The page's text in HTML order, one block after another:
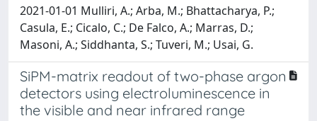
2021-01-01 Mulliri, A.; Arba, M.; Bhattacharya, P.;
Casula, E.; Cicalo, C.; De Falco, A.; Marras, D.;
Masoni, A.; Siddhanta, S.; Tuveri, M.; Usai, G.
SiPM-matrix readout of two-phase argon
detectors using electroluminescence in
the visible and near infrared range